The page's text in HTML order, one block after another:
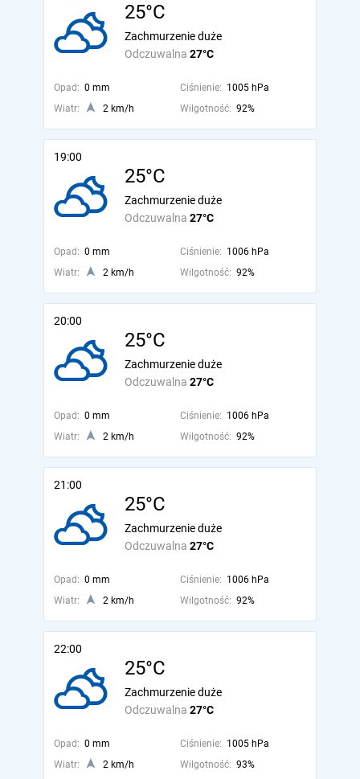
25°C
Odczuwalna 27°C
Zachmurzenie duże
Opad: 0 mm Ciśnienie: 1005 hPa
Wiatr:
2 km/h Wilgotność: 92%
19:00
25°C
Odczuwalna 27°C
Zachmurzenie duże
Opad: 0 mm Ciśnienie: 1006 hPa
Wiatr:
2 km/h Wilgotność: 92%
20:00
25°C
Odczuwalna 27°C
Zachmurzenie duże
Opad: 0 mm Ciśnienie: 1006 hPa
Wiatr:
2 km/h Wilgotność: 92%
21:00
25°C
Odczuwalna 27°C
Zachmurzenie duże
Opad: 0 mm Ciśnienie: 1006 hPa
Wiatr:
2 km/h Wilgotność: 92%
22:00
25°C
Odczuwalna 27°C
Zachmurzenie duże
Opad: 0 mm Ciśnienie: 1005 hPa
Wiatr:
2 km/h Wilgotność: 93%